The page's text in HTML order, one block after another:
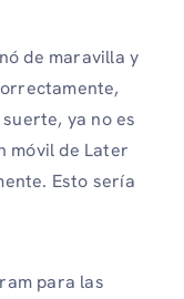
de maravilla y
ya no es
móvil de Later
Esto sería
para las